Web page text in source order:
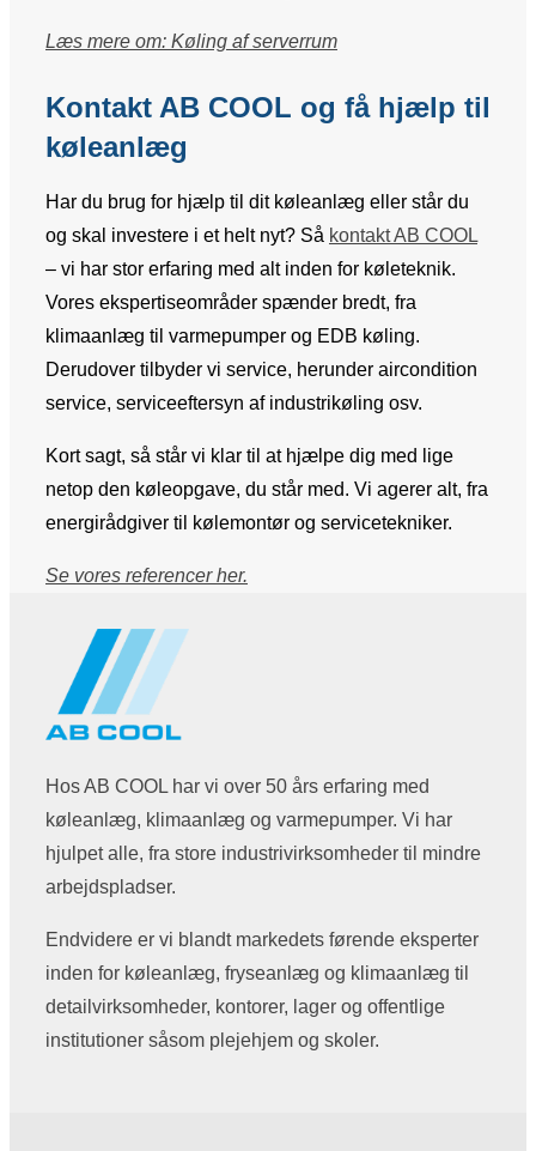
Læs mere om: Køling af serverrum
Kontakt AB COOL og få hjælp til
køleanlæg
Har du brug for hjælp til dit køleanlæg eller står du
og skal investere i et helt nyt? Så kontakt AB COOL
– vi har stor erfaring med alt inden for køleteknik.
Vores ekspertiseområder spænder bredt, fra
klimaanlæg til varmepumper og EDB køling.
Derudover tilbyder vi service, herunder aircondition
service, serviceeftersyn af industrikøling osv.
Kort sagt, så står vi klar til at hjælpe dig med lige
netop den køleopgave, du står med. Vi agerer alt, fra
energirådgiver til kølemontør og servicetekniker.
Se vores referencer her.
Hos AB COOL har vi over 50 års erfaring med
køleanlæg, klimaanlæg og varmepumper. Vi har
hjulpet alle, fra store industrivirksomheder til mindre
arbejdspladser.
Endvidere er vi blandt markedets førende eksperter
inden for køleanlæg, fryseanlæg og klimaanlæg til
detailvirksomheder, kontorer, lager og offentlige
institutioner såsom plejehjem og skoler.